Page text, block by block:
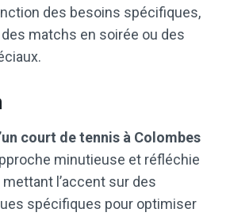
des besoins spécifiques,
matchs en soirée ou des
court de tennis à Colombes
minutieuse et réfléchie
mettant l’accent sur des
spécifiques pour optimiser